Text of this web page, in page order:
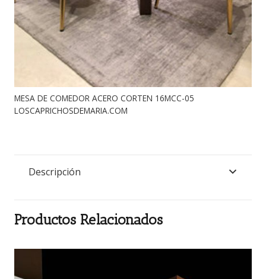
MESA DE COMEDOR ACERO CORTEN 16MCC-05
LOSCAPRICHOSDEMARIA.COM
Descripción
Productos Relacionados